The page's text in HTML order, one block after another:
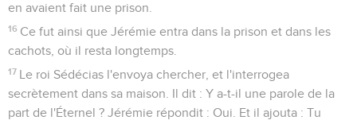
en avaient fait une prison.
16 Ce fut ainsi que Jérémie entra dans la prison et dans les
cachots, où il resta longtemps.
17 Le roi Sédécias l'envoya chercher, et l'interrogea
secrètement dans sa maison. Il dit : Y a-t-il une parole de la
part de l'Éternel ? Jérémie répondit : Oui. Et il ajouta : Tu